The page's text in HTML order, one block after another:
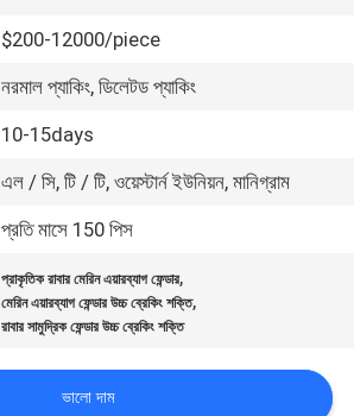
$200-12000/piece
নরমাল প্যাকিং, ডিলেটড প্যাকিং
10-15days
এল / সি, টি / টি, ওয়েস্টার্ন ইউনিয়ন, মানিগ্রাম
প্রতি মাসে 150 পিস
প্রাকৃতিক রাবার মেরিন এয়ারব্যাগ ফেন্ডার,
মেরিন এয়ারব্যাগ ফেন্ডার উচ্চ ব্রেকিং শক্তি,
রাবার সামুদ্রিক ফেন্ডার উচ্চ ব্রেকিং শক্তি
ভালো দাম